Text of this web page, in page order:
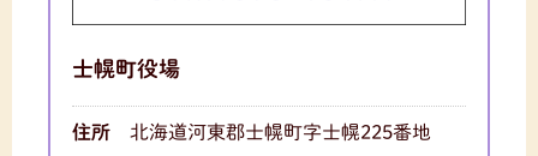
士幌町役場
住所 北海道河東郡士幌町字士幌225番地